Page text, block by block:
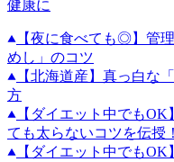
健康に
【夜に食べても◎】管
めし」のコツ
【北海道産】真っ白な
方
【ダイエット中でも
ても太らないコツを伝授！
【ダイエット中でも